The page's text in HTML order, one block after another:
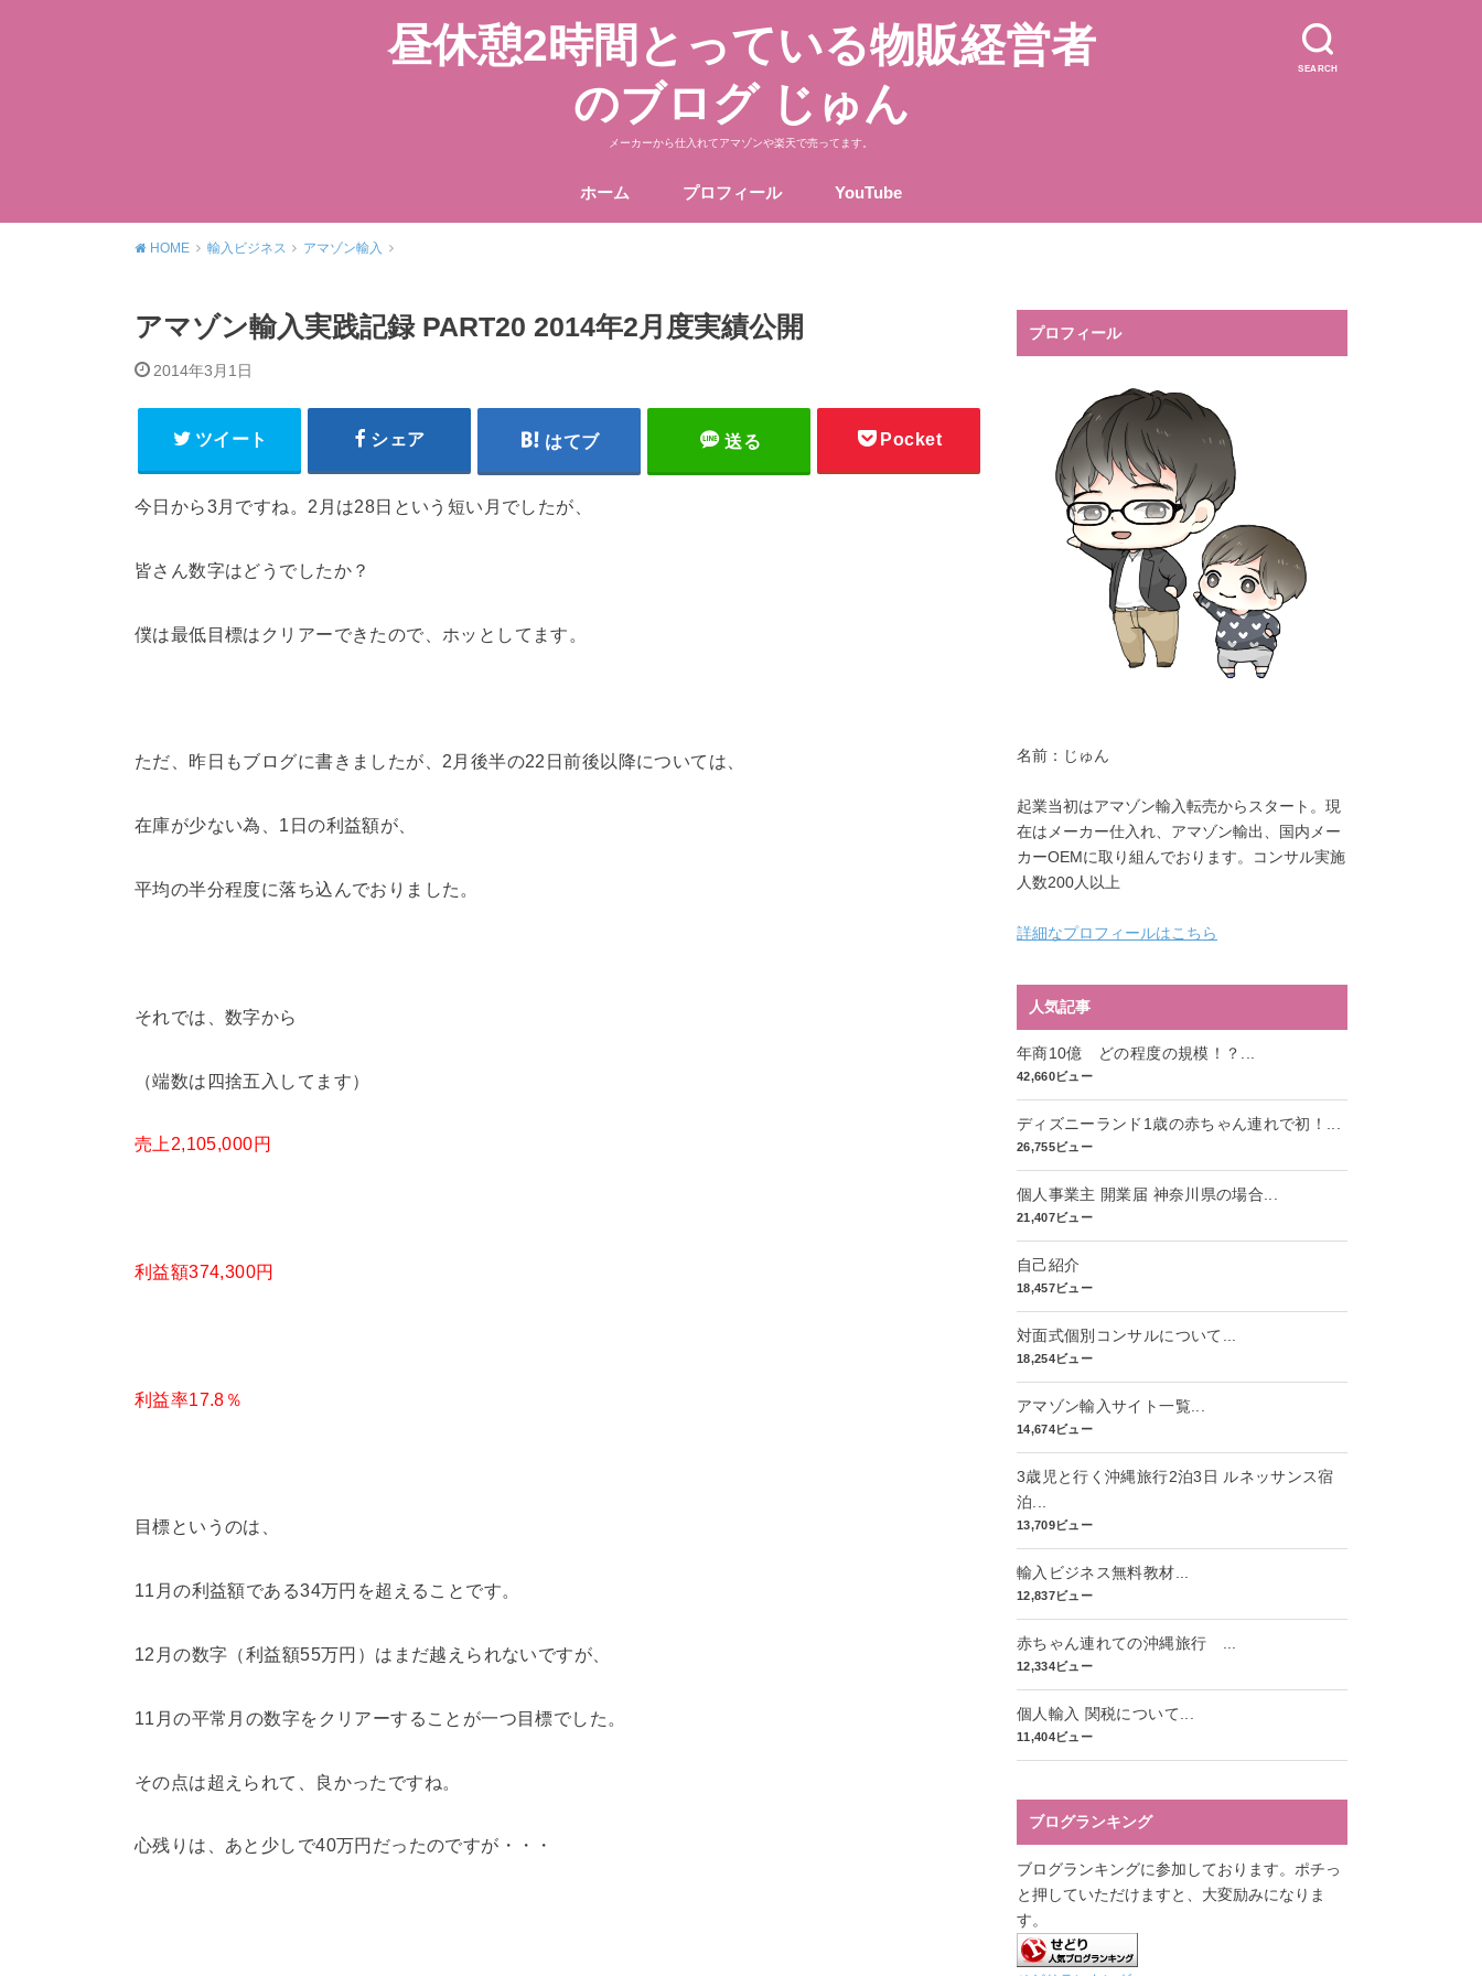
SEARCH
昼休憩2時間とっている物販経営者
のブログ じゅん
メーカーから仕入れてアマゾンや楽天で売ってます。
ホーム プロフィール YouTube
HOME 輸入ビジネス アマゾン輸入
アマゾン輸入実践記録 PART20 2014年2月度実績公開
2014年3月1日
ツイート シェア はてブ 送る Pocket
今日から3月ですね。2月は28日という短い月でしたが、
皆さん数字はどうでしたか？
僕は最低目標はクリアーできたので、ホッとしてます。
ただ、昨日もブログに書きましたが、2月後半の22日前後以降については、
在庫が少ない為、1日の利益額が、
平均の半分程度に落ち込んでおりました。
それでは、数字から
（端数は四捨五入してます）
売上2,105,000円
利益額374,300円
利益率17.8％
目標というのは、
11月の利益額である34万円を超えることです。
12月の数字（利益額55万円）はまだ越えられないですが、
11月の平常月の数字をクリアーすることが一つ目標でした。
その点は超えられて、良かったですね。
心残りは、あと少しで40万円だったのですが・・・
プロフィール
名前：じゅん
起業当初はアマゾン輸入転売からスタート。現
在はメーカー仕入れ、アマゾン輸出、国内メー
カーOEMに取り組んでおります。コンサル実施
人数200人以上
詳細なプロフィールはこちら
人気記事
年商10億 どの程度の規模！？...
42,660ビュー
ディズニーランド1歳の赤ちゃん連れで初！...
26,755ビュー
個人事業主 開業届 神奈川県の場合...
21,407ビュー
自己紹介
18,457ビュー
対面式個別コンサルについて...
18,254ビュー
アマゾン輸入サイト一覧...
14,674ビュー
3歳児と行く沖縄旅行2泊3日 ルネッサンス宿
泊...
13,709ビュー
輸入ビジネス無料教材...
12,837ビュー
赤ちゃん連れての沖縄旅行 ...
12,334ビュー
個人輸入 関税について...
11,404ビュー
ブログランキング
ブログランキングに参加しております。ポチっ
と押していただけますと、大変励みになりま
す。